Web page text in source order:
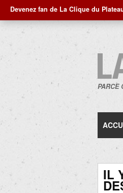
Devenez fan de La Clique du
PARCE
IL